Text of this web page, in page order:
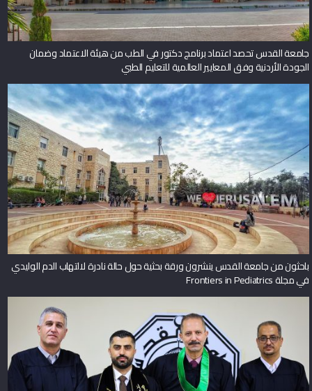
جامعة القدس تحصد اعتماد برنامج دكتور في الطب من هيئة الاعتماد وضمان
الجودة الأردنية وفق المعايير العالمية للتعليم الطبي
باحثون من جامعة القدس ينشرون ورقة بحثية حول حالة نادرة لالتهاب الدم الوليدي
في مجلة Frontiers in Pediatrics